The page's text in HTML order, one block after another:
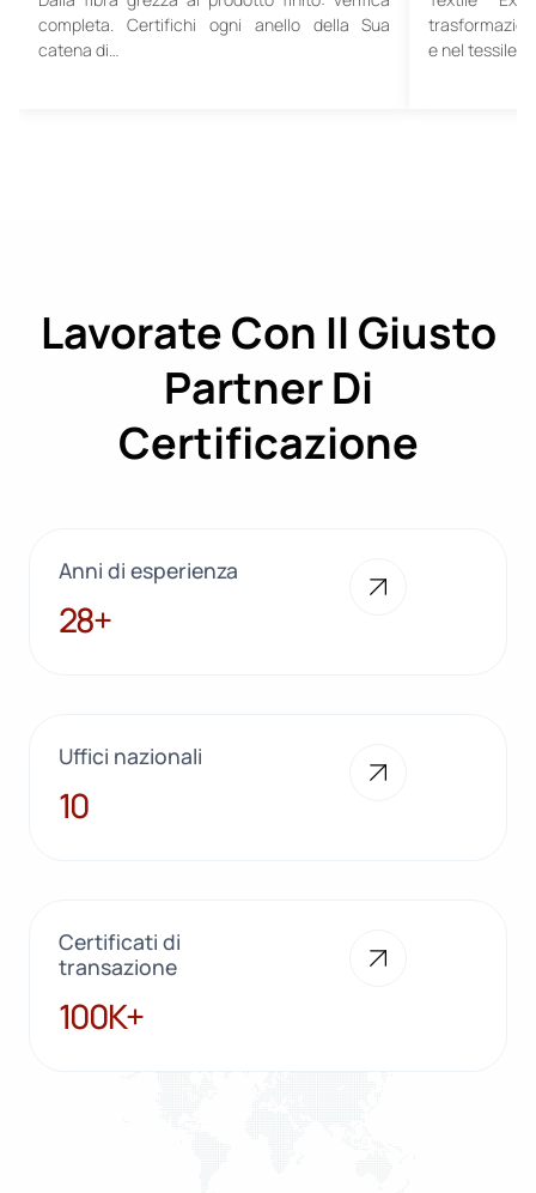
completa. Certifichi ogni anello della Sua
catena di…
e nel tessile.…
Lavorate Con Il Giusto
Partner Di
Certificazione
Anni di esperienza
28+
28+
Uffici nazionali
10
10
Certificati di
transazione
100K+
100K+